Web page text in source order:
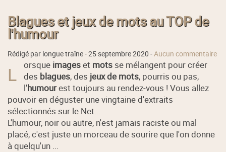
Blagues et jeux de mots au TOP de
l'humour
Rédigé par longue traîne -25 septembre 2020 -Aucun commentaire
L orsque imageset mots se mélangent pour créer
des blagues, des jeux de mots, pourris ou pas,
l'humourest toujours au rendez-vous ! Vous allez
pouvoir en déguster une vingtaine d'extraits
sélectionnés sur le Net...
L'humour, noir ou autre, n'est jamais raciste ou mal
placé, c'est juste un morceau de sourire que l'on donne
à quelqu'un ...